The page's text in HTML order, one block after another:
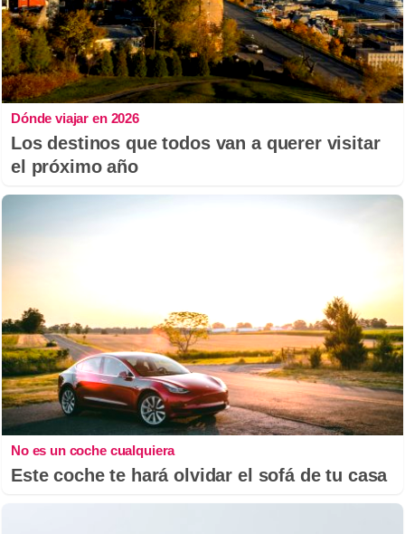
Dónde viajar en 2026
Los destinos que todos van a querer visitar
el próximo año
No es un coche cualquiera
Este coche te hará olvidar el sofá de tu casa